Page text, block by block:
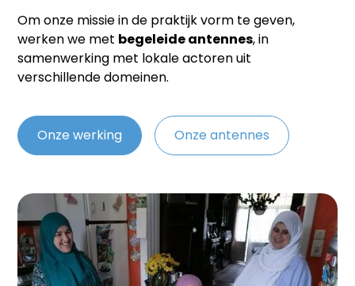
Om onze missie in de praktijk vorm te geven,
werken we met begeleide antennes, in
samenwerking met lokale actoren uit
verschillende domeinen.
Onze werking Onze antennes